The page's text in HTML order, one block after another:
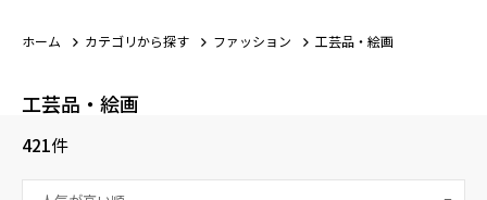
ホーム カテゴリから探す ファッション 工芸品・絵画
工芸品・絵画
421件